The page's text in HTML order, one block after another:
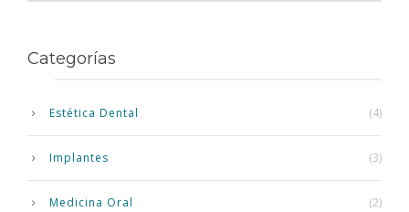
Categorías
Estética Dental (4)
Implantes (3)
Medicina Oral (2)